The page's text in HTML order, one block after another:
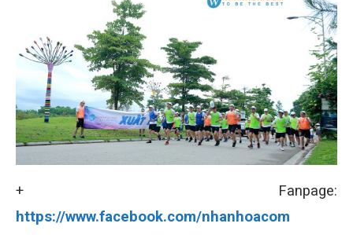
+ Fanpage:
https://www.facebook.com/nhanhoacom